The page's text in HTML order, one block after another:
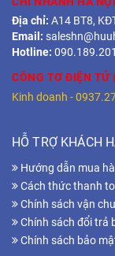
Địa chỉ: A14 BT8,
Email:
Hotline:
CÔNG TƠ ĐIỆN TỬ
Kinh doanh -
HỖ TRỢ KHÁCH
Hướng dẫn mua
Cách thức thanh
Chính sách vận
Chính sách đổi trả
Chính sách bảo